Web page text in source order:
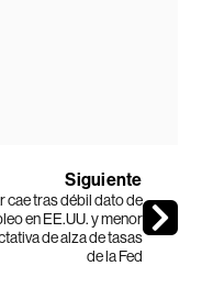
Siguiente
cae tras débil dato de
en EE.UU. y menor
de alza de tasas
de la Fed